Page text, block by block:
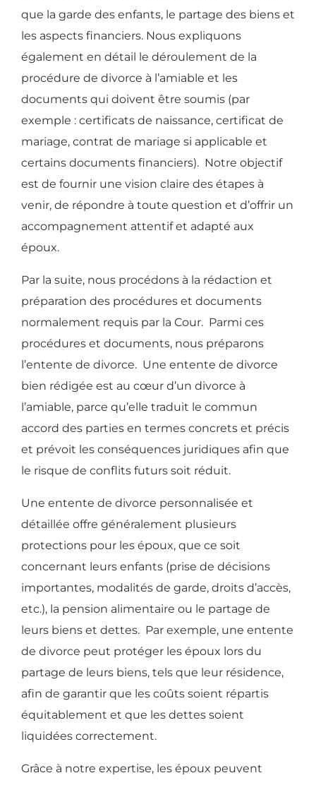
que la garde des enfants, le partage des biens et
les aspects financiers. Nous expliquons
également en détail le déroulement de la
procédure de divorce à l’amiable et les
documents qui doivent être soumis (par
exemple : certificats de naissance, certificat de
mariage, contrat de mariage si applicable et
certains documents financiers). Notre objectif
est de fournir une vision claire des étapes à
venir, de répondre à toute question et d’offrir un
accompagnement attentif et adapté aux
époux.
Par la suite, nous procédons à la rédaction et
préparation des procédures et documents
normalement requis par la Cour. Parmi ces
procédures et documents, nous préparons
l’entente de divorce. Une entente de divorce
bien rédigée est au cœur d’un divorce à
l’amiable, parce qu’elle traduit le commun
accord des parties en termes concrets et précis
et prévoit les conséquences juridiques afin que
le risque de conflits futurs soit réduit.
Une entente de divorce personnalisée et
détaillée offre généralement plusieurs
protections pour les époux, que ce soit
concernant leurs enfants (prise de décisions
importantes, modalités de garde, droits d’accès,
etc.), la pension alimentaire ou le partage de
leurs biens et dettes. Par exemple, une entente
de divorce peut protéger les époux lors du
partage de leurs biens, tels que leur résidence,
afin de garantir que les coûts soient répartis
équitablement et que les dettes soient
liquidées correctement.
Grâce à notre expertise, les époux peuvent